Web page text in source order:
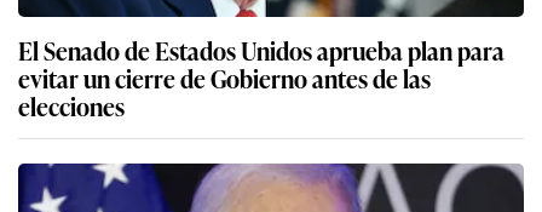
El Senado de Estados Unidos aprueba plan para
evitar un cierre de Gobierno antes de las
elecciones